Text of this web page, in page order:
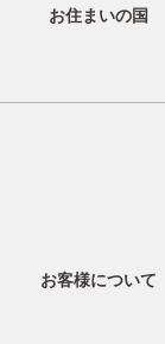
お住まいの国
お客様について